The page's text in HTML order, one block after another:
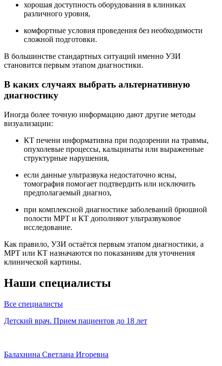
хорошая доступность оборудования в клиниках
различного уровня,
комфортные условия проведения без необходимости
сложной подготовки.
В большинстве стандартных ситуаций именно УЗИ
становится первым этапом диагностики.
В каких случаях выбрать альтернативную
диагностику
Иногда более точную информацию дают другие методы
визуализации:
КТ печени информативна при подозрении на травмы,
опухолевые процессы, кальцинаты или выраженные
структурные нарушения,
если данные ультразвука недостаточно ясны,
томография помогает подтвердить или исключить
предполагаемый диагноз,
при комплексной диагностике заболеваний брюшной
полости МРТ и КТ дополняют ультразвуковое
исследование.
Как правило, УЗИ остаётся первым этапом диагностики, а
МРТ или КТ назначаются по показаниям для уточнения
клинической картины.
Наши специалисты
Все специалисты
Детский врач. Прием пациентов до 18 лет
Балахнина Светлана Игоревна